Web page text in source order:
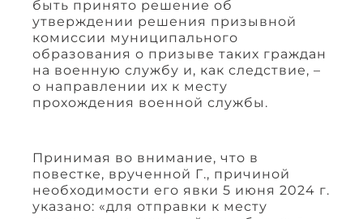
быть принято решение об
утверждении решения призывной
комиссии муниципального
образования о призыве таких граждан
на военную службу и, как следствие, –
о направлении их к месту
прохождения военной службы.
Принимая во внимание, что в
повестке, врученной Г., причиной
необходимости его явки 5 июня 2024 г.
указано: «для отправки к месту